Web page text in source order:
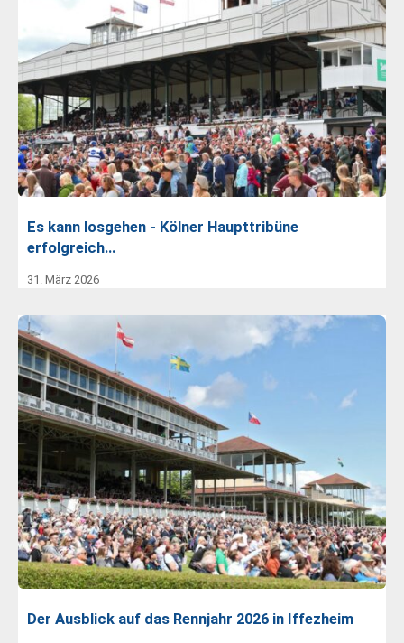
Es kann losgehen - Kölner Haupttribüne
erfolgreich…
31. März 2026
Der Ausblick auf das Rennjahr 2026 in Iffezheim